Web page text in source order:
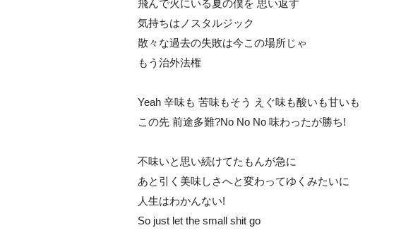
飛んで火にいる夏の僕を 思い返す
気持ちはノスタルジック
散々な過去の失敗は今この場所じゃ
もう治外法権
Yeah 辛味も 苦味もそう えぐ味も酸いも甘いも
この先 前途多難?No No No 味わったが勝ち!
不味いと思い続けてたもんが急に
あと引く美味しさへと変わってゆくみたいに
人生はわかんない!
So just let the small shit go